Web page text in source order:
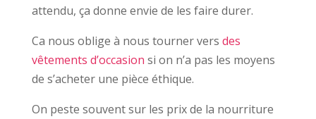
attendu, ça donne envie de les faire durer.
Ca nous oblige à nous tourner vers des
vêtements d’occasion si on n’a pas les moyens
de s’acheter une pièce éthique.
On peste souvent sur les prix de la nourriture